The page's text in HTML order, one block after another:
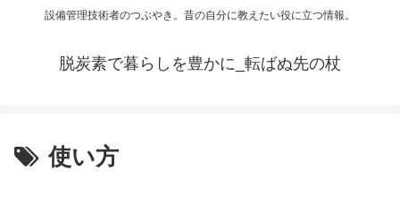
設備管理技術者のつぶやき。昔の自分に教えたい役に立つ情報。
脱炭素で暮らしを豊かに_転ばぬ先の杖
使い方